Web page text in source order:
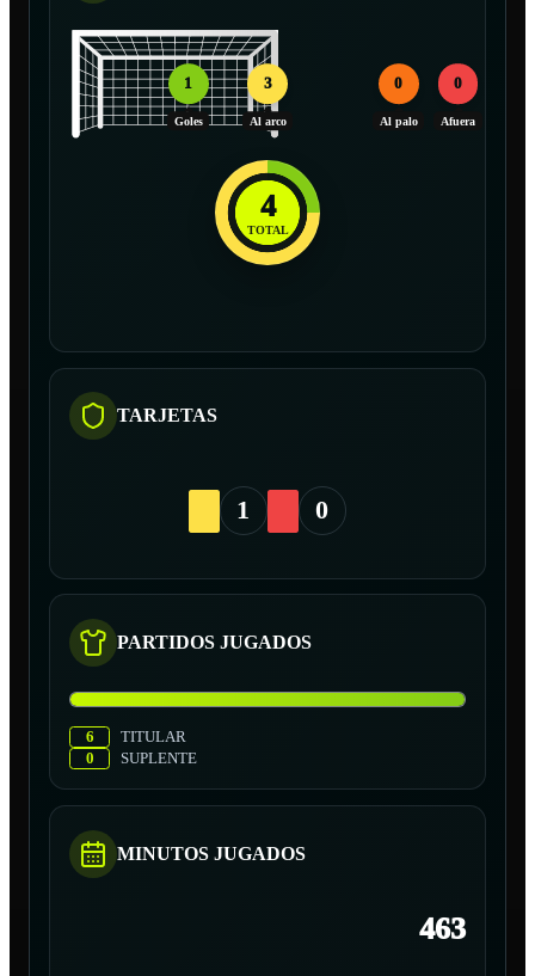
1
Goles
3
Al arco
0
Al palo
0
Afuera
4
TOTAL
TARJETAS
1 0
PARTIDOS JUGADOS
6
TITULAR
0
SUPLENTE
MINUTOS JUGADOS
463